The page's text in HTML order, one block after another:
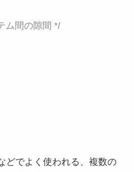
ム間の隙間 */
どでよく使われる、複数の